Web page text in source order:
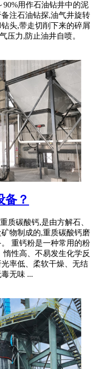
用作石油钻井中的泥
注石油钻探,油气井旋转
头,带走切削下来的碎屑
压力,防止油井自喷。
备？
质碳酸钙,是由方解石、
物制成的,重质碳酸钙磨
重钙粉是一种常用的粉
性高、不易发生化学反
率低、柔软干燥、无结
无味 ...